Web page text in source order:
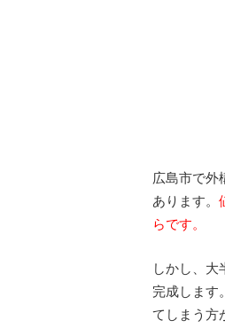
広島市で外
あります。
らです。
しかし、大
完成します
てしまう方